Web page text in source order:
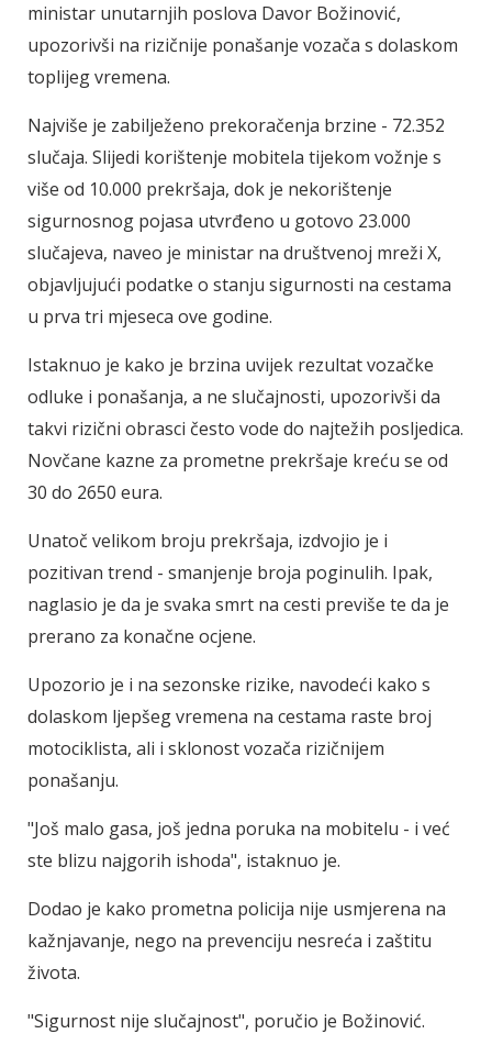
ministar unutarnjih poslova Davor Božinović,
upozorivši na rizičnije ponašanje vozača s dolaskom
toplijeg vremena.
Najviše je zabilježeno prekoračenja brzine - 72.352
slučaja. Slijedi korištenje mobitela tijekom vožnje s
više od 10.000 prekršaja, dok je nekorištenje
sigurnosnog pojasa utvrđeno u gotovo 23.000
slučajeva, naveo je ministar na društvenoj mreži X,
objavljujući podatke o stanju sigurnosti na cestama
u prva tri mjeseca ove godine.
Istaknuo je kako je brzina uvijek rezultat vozačke
odluke i ponašanja, a ne slučajnosti, upozorivši da
takvi rizični obrasci često vode do najtežih posljedica.
Novčane kazne za prometne prekršaje kreću se od
30 do 2650 eura.
Unatoč velikom broju prekršaja, izdvojio je i
pozitivan trend - smanjenje broja poginulih. Ipak,
naglasio je da je svaka smrt na cesti previše te da je
prerano za konačne ocjene.
Upozorio je i na sezonske rizike, navodeći kako s
dolaskom ljepšeg vremena na cestama raste broj
motociklista, ali i sklonost vozača rizičnijem
ponašanju.
"Još malo gasa, još jedna poruka na mobitelu - i već
ste blizu najgorih ishoda", istaknuo je.
Dodao je kako prometna policija nije usmjerena na
kažnjavanje, nego na prevenciju nesreća i zaštitu
života.
"Sigurnost nije slučajnost", poručio je Božinović.